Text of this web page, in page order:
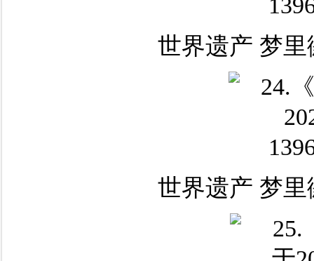
世界遗产 梦
世界遗产 梦